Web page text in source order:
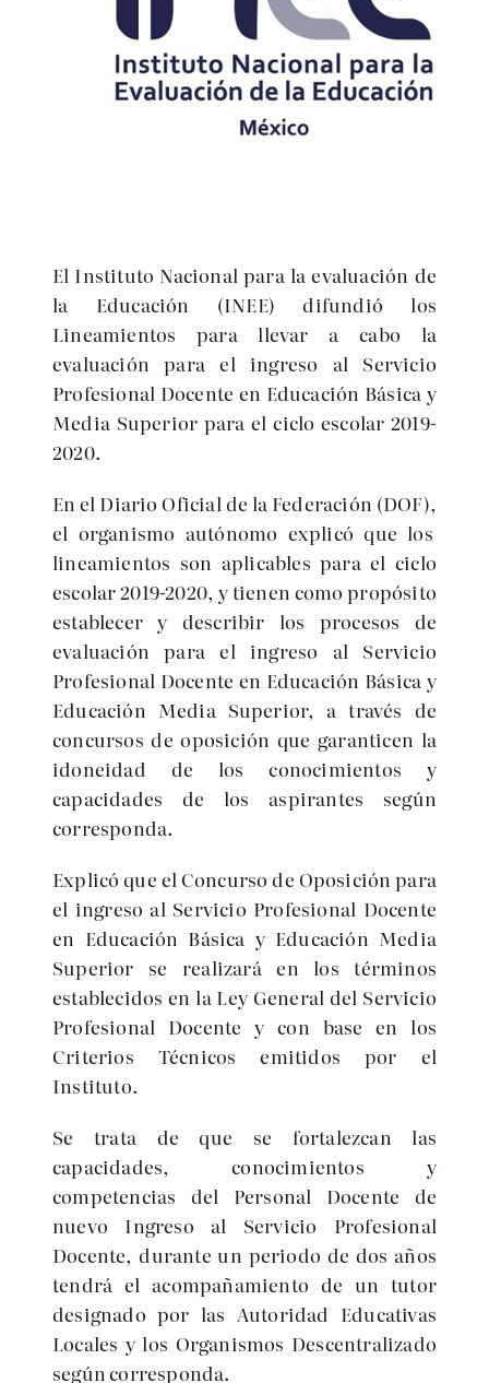
El Instituto Nacional para la evaluación de
la Educación (INEE) difundió los
Lineamientos para llevar a cabo la
evaluación para el ingreso al Servicio
Profesional Docente en Educación Básica y
Media Superior para el ciclo escolar 2019-
2020.
En el Diario Oficial de la Federación (DOF),
el organismo autónomo explicó que los
lineamientos son aplicables para el ciclo
escolar 2019-2020, y tienen como propósito
establecer y describir los procesos de
evaluación para el ingreso al Servicio
Profesional Docente en Educación Básica y
Educación Media Superior, a través de
concursos de oposición que garanticen la
idoneidad de los conocimientos y
capacidades de los aspirantes según
corresponda.
Explicó que el Concurso de Oposición para
el ingreso al Servicio Profesional Docente
en Educación Básica y Educación Media
Superior se realizará en los términos
establecidos en la Ley General del Servicio
Profesional Docente y con base en los
Criterios Técnicos emitidos por el
Instituto.
Se trata de que se fortalezcan las
capacidades, conocimientos y
competencias del Personal Docente de
nuevo Ingreso al Servicio Profesional
Docente, durante un periodo de dos años
tendrá el acompañamiento de un tutor
designado por las Autoridad Educativas
Locales y los Organismos Descentralizado
según corresponda.